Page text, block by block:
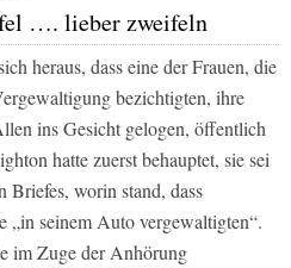
…. lieber zweifeln
heraus, dass eine der Frauen, die
bezichtigten, ihre
ins Gesicht gelogen, öffentlich
hatte zuerst behauptet, sie sei
Briefes, worin stand, dass
„in seinem Auto vergewaltigten“.
im Zuge der Anhörung